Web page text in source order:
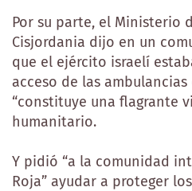
Por su parte, el Ministerio
Cisjordania dijo en un
que el ejército israelí
acceso de las
“constituye una flagrante
humanitario.
Y pidió “a la comunidad
Roja” ayudar a proteger